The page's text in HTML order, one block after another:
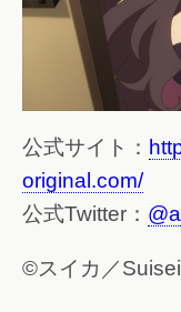
公式サイト：
original.com/
公式Twitter：
©スイカ／